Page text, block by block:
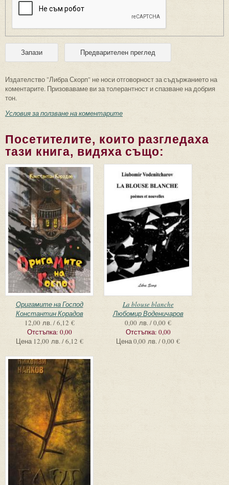
Издателство "Либра Скорп" не носи отговорност за съдържанието на
коментарите. Призоваваме ви за толерантност и спазване на добрия
тон.
Условия за ползване на коментарите
Посетителите, които разгледаха
тази книга, видяха също:
Оригамите на Господ
Константин Корадов
12,00 лв. / 6,12 €
Отстъпка: 0,00
Цена 12,00 лв. / 6,12 €
La blouse blanche
Любомир Воденичаров
0,00 лв. / 0,00 €
Отстъпка: 0,00
Цена0,00 лв. / 0,00 €